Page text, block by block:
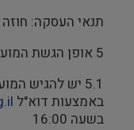
תנאי העסקה:
5 אופן הגשת המועמדות:
5.1 יש להגיש
באמצעות דוא"ל
בשעה 16:00